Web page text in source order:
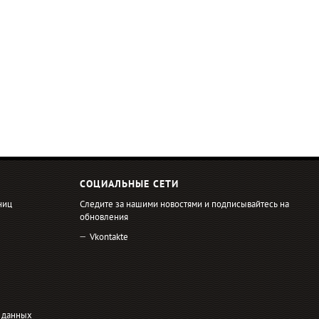
данных
СОЦИАЛЬНЫЕ СЕТИ
Следите за нашими новостями и подписывайтесь на
обновления
Vkontakte